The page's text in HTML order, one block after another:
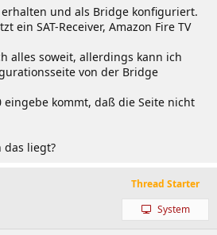
und als Bridge konfiguriert.
ein SAT-Receiver, Amazon Fire TV
alles soweit, allerdings kann ich
von der Bridge
eingebe kommt, daß die Seite nicht
das liegt?
Thread Starter
System